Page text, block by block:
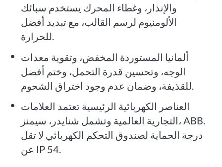
والإنذار، وغطاء المحرك يستخدم سبائك
الألومنيوم لرسم القالب، مع تبديد أفضل
للحرارة.
ألمانيا المستوردة المخفض، وتقوية معدات
الوجه، وتحسين قدرة التحمل، وختم أفضل
للقذيفة، وضمان عدم وجود اختراق الشحوم.
العناصر الكهربائية الرئيسية تعتمد العلامات
التجارية العالمية وتشمل شنايدر، سيمنز، ABB.
درجة الحماية لصندوق التحكم الكهربائي لا تقل
عن IP 54.